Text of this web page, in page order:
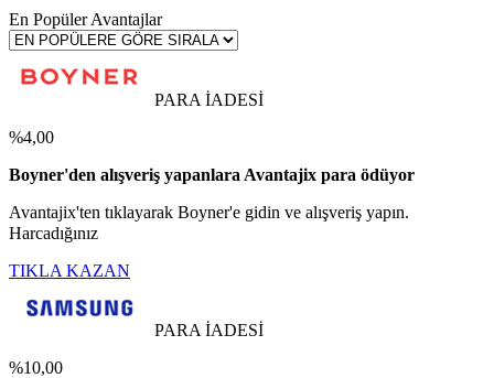
En Popüler Avantajlar
PARA İADESİ
%4,00
Boyner'den alışveriş yapanlara Avantajix para ödüyor
Avantajix'ten tıklayarak Boyner'e gidin ve alışveriş yapın.
Harcadığınız
TIKLA KAZAN
PARA İADESİ
%10,00